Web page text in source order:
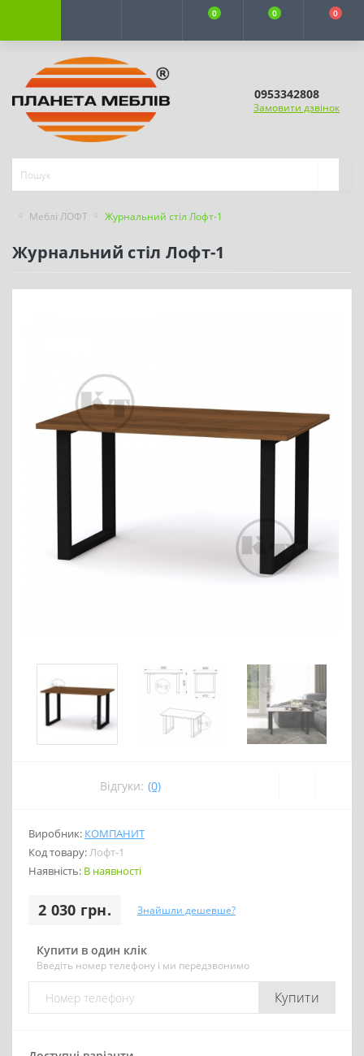
0 0 0
0953342808
Замовити дзвінок
Меблі ЛОФТ Журнальний стіл Лофт-1
Журнальний стіл Лофт-1
Відгуки: (0)
Виробник: КОМПАНИТ
Код товару:Лофт-1
Наявність: В наявності
2 030 грн. Знайшли дешевше?
Купити в один клік
Введіть номер телефону і ми передзвонимо
Купити